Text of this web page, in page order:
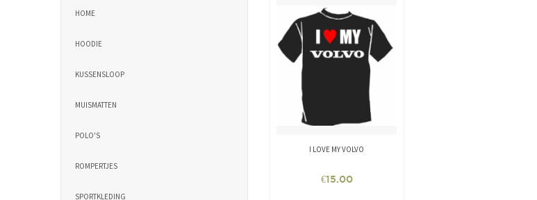
HOME
HOODIE
KUSSENSLOOP
MUISMATTEN
POLO'S
ROMPERTJES
SPORTKLEDING
I LOVE MY VOLVO
€15.00